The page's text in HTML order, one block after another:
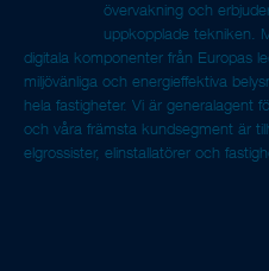
övervakning och
uppkopplade tekniken.
digitala komponenter från Europas
miljövänliga och energieffektiva
hela fastigheter. Vi är generalagent
och våra främsta kundsegment är
elgrossister, elinstallatörer och